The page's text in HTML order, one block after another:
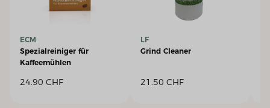
ECM
Spezialreiniger für
Kaffeemühlen
24.90 CHF
LF
Grind Cleaner
21.50 CHF